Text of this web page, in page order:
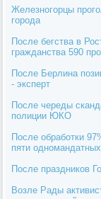
Железногорцы
города
После бегства в
гражданства 590
После Берлина
- эксперт
После череды
полиции ЮКО
После обработки
пяти
После праздников
Возле Рады